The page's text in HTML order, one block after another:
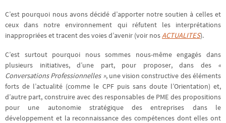
C’est pourquoi nous avons décidé d’apporter notre soutien à celles et
ceux dans notre environnement qui réfutent les interprétations
inappropriées et tracent des voies d’avenir (voir nosACTUALITES).
C’est surtout pourquoi nous sommes nous-même engagés dans
plusieurs initiatives, d’une part, pour proposer, dans des «
Conversations Professionnelles », une vision constructive des éléments
forts de l’actualité (comme le CPF puis sans doute l’Orientation) et,
d’autre part, construire avec des responsables de PME des propositions
pour une autonomie stratégique des entreprises dans le
développement et la reconnaissance des compétences dont elles ont